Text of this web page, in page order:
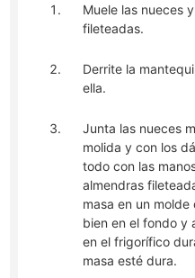
Muele las nueces
fileteadas.
Derrite la
ella.
Junta las nueces
molida y con los
todo con las
almendras
masa en un
bien en el fondo y
en el frigorífico
masa esté dura.